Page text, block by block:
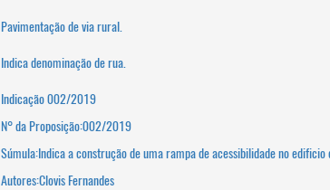
Pavimentação de via rural.
Indica denominação de rua.
Indicação 002/2019
N° da Proposição:002/2019
Súmula:Indica a construção de uma rampa de acessibilidade no
Autores:Clovis Fernandes